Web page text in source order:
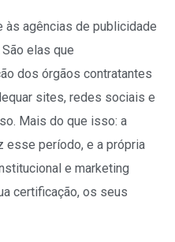
às agências de publicidade
elas que
dos órgãos contratantes
sites, redes sociais e
Mais do que isso: a
esse período, e a própria
e marketing
certificação, os seus